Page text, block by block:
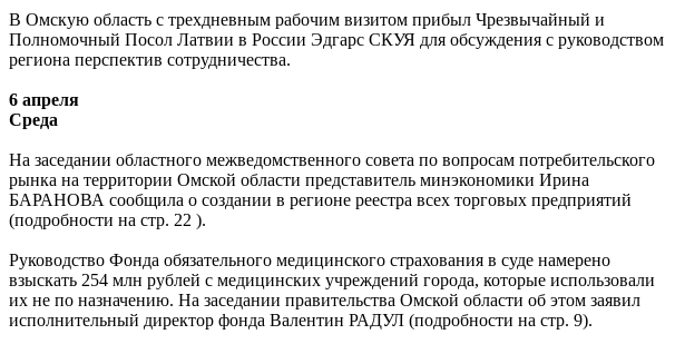
В Омскую область с трехдневным рабочим визитом прибыл Чрезвычайный и
Полномочный Посол Латвии в России Эдгарс СКУЯ для обсуждения с руководством
региона перспектив сотрудничества.
6 апреля
Среда
На заседании областного межведомственного совета по вопросам потребительского
рынка на территории Омской области представитель минэкономики Ирина
БАРАНОВА сообщила о создании в регионе реестра всех торговых предприятий
(подробности на стр. 22 ).
Руководство Фонда обязательного медицинского страхования в суде намерено
взыскать 254 млн рублей с медицинских учреждений города, которые использовали
их не по назначению. На заседании правительства Омской области об этом заявил
исполнительный директор фонда Валентин РАДУЛ (подробности на стр. 9).